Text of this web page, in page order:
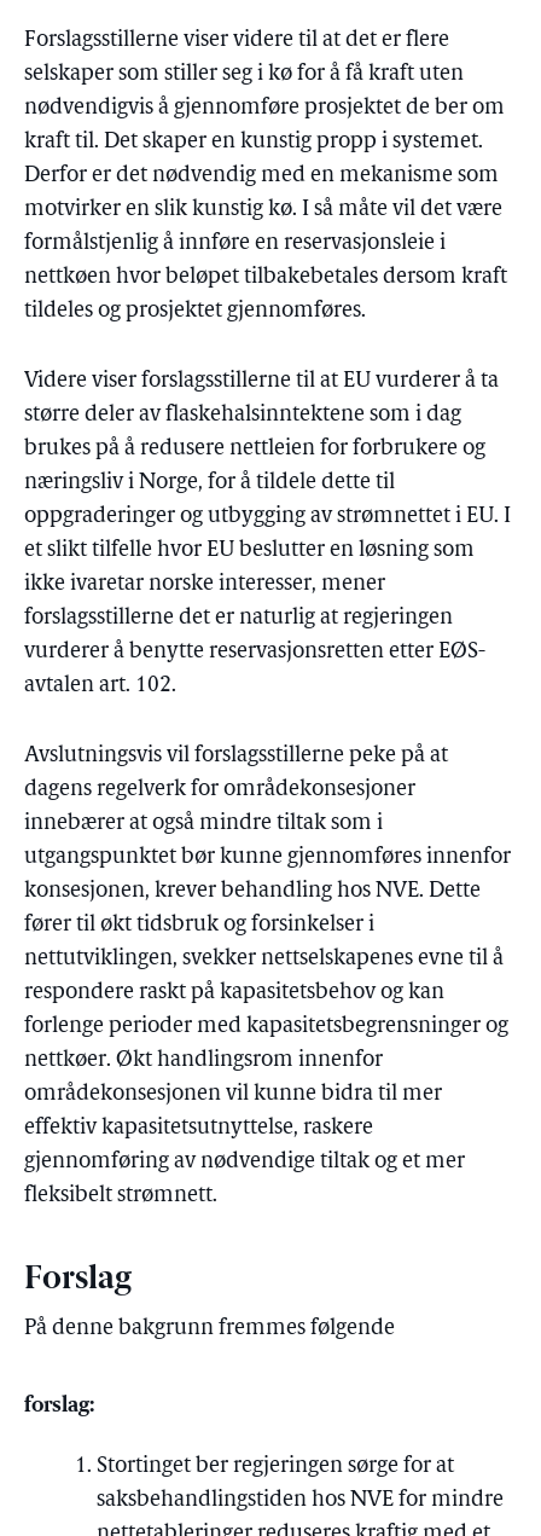
Forslagsstillerne viser videre til at det er flere
selskaper som stiller seg i kø for å få kraft uten
nødvendigvis å gjennomføre prosjektet de ber om
kraft til. Det skaper en kunstig propp i systemet.
Derfor er det nødvendig med en mekanisme som
motvirker en slik kunstig kø. I så måte vil det være
formålstjenlig å innføre en reservasjonsleie i
nettkøen hvor beløpet tilbakebetales dersom kraft
tildeles og prosjektet gjennomføres.
Videre viser forslagsstillerne til at EU vurderer å ta
større deler av flaskehalsinntektene som i dag
brukes på å redusere nettleien for forbrukere og
næringsliv i Norge, for å tildele dette til
oppgraderinger og utbygging av strømnettet i EU. I
et slikt tilfelle hvor EU beslutter en løsning som
ikke ivaretar norske interesser, mener
forslagsstillerne det er naturlig at regjeringen
vurderer å benytte reservasjonsretten etter EØS-
avtalen art. 102.
Avslutningsvis vil forslagsstillerne peke på at
dagens regelverk for områdekonsesjoner
innebærer at også mindre tiltak som i
utgangspunktet bør kunne gjennomføres innenfor
konsesjonen, krever behandling hos NVE. Dette
fører til økt tidsbruk og forsinkelser i
nettutviklingen, svekker nettselskapenes evne til å
respondere raskt på kapasitetsbehov og kan
forlenge perioder med kapasitetsbegrensninger og
nettkøer. Økt handlingsrom innenfor
områdekonsesjonen vil kunne bidra til mer
effektiv kapasitetsutnyttelse, raskere
gjennomføring av nødvendige tiltak og et mer
fleksibelt strømnett.
Forslag
På denne bakgrunn fremmes følgende
forslag:
Stortinget ber regjeringen sørge for at
saksbehandlingstiden hos NVE for mindre